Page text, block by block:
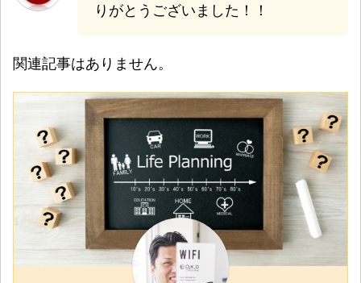
りがとうございました！！
関連記事はありません。